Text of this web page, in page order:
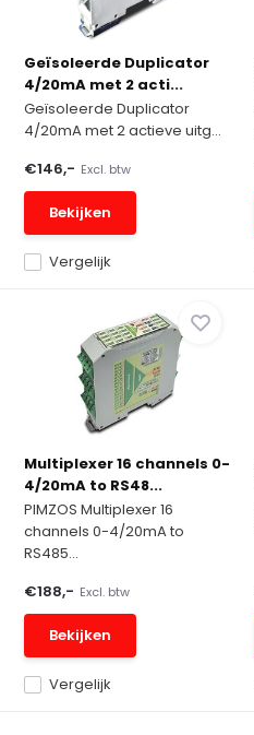
Geïsoleerde Duplicator
4/20mA met 2 acti...
Geïsoleerde Duplicator
4/20mA met 2 actieve uitg...
Vergelijk
€146,- Excl. btw
Bekijken
Multiplexer 16 channels 0-
4/20mA to RS48...
PIMZOS Multiplexer 16
channels 0-4/20mA to
RS485...
Vergelijk
€188,- Excl. btw
Bekijken